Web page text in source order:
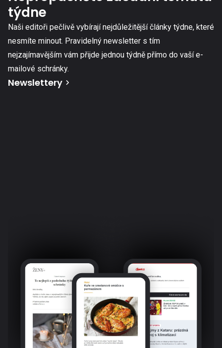
týdne
Naši editoři pečlivě vybírají nejdůležitější články týdne, které
nesmíte minout. Pravidelný newsletter s tím
nejzajímavějším vám přijde jednou týdně přímo do vaší e-
mailové schránky.
Newslettery